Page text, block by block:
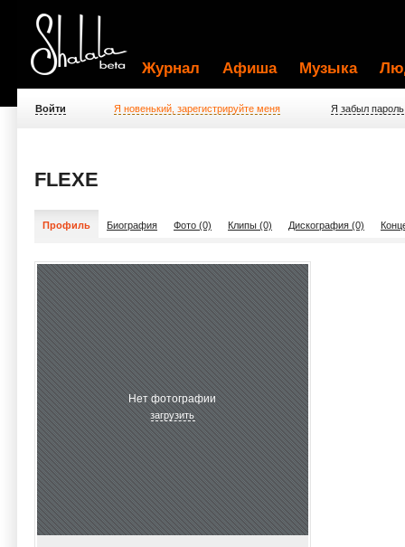
Журнал Афиша Музыка
Войти Я новенький, зарегистрируйте меня Я забыл пароль
FLEXE
Профиль Биография Фото (0) Клипы (0) Дискография (0)
Нет фотографии
загрузить